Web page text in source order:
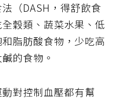
（DASH，得舒飲食
穀類、蔬菜水果、低
脂肪酸食物，少吃高
的食物。
對控制血壓都有幫